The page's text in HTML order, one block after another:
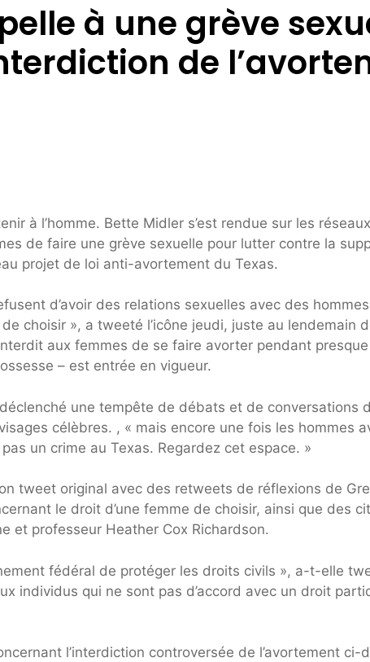
à une grève
de
à l’homme. Bette Midler s’est rendue sur les
de faire une grève sexuelle pour lutter contre la
projet de loi anti-avortement du Texas.
d’avoir des relations sexuelles avec des hommes
choisir », a tweeté l’icône jeudi, juste au lendemain
aux femmes de se faire avorter pendant presque
– est entrée en vigueur.
une tempête de débats et de conversations
célèbres. , « mais encore une fois les hommes
un crime au Texas. Regardez cet espace. »
tweet original avec des retweets de réflexions de
le droit d’une femme de choisir, ainsi que des
et professeur Heather Cox Richardson.
fédéral de protéger les droits civils », a-t-elle
individus qui ne sont pas d’accord avec un droit
l’interdiction controversée de l’avortement ci-